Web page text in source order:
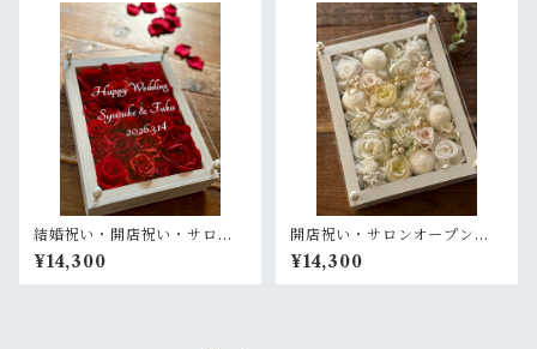
結婚祝い・開店祝い・サロン
オープン祝い・還暦祝い【名
入れ】プリザーブドフラワー
アレンジ ウッドフレーム 白木
¥14,300
開店祝い・サロンオープン祝
い・開院祝い・還暦祝い【名
入れ】プリザーブドフラワー
アレンジ ウッドフレーム 木枠
¥14,300